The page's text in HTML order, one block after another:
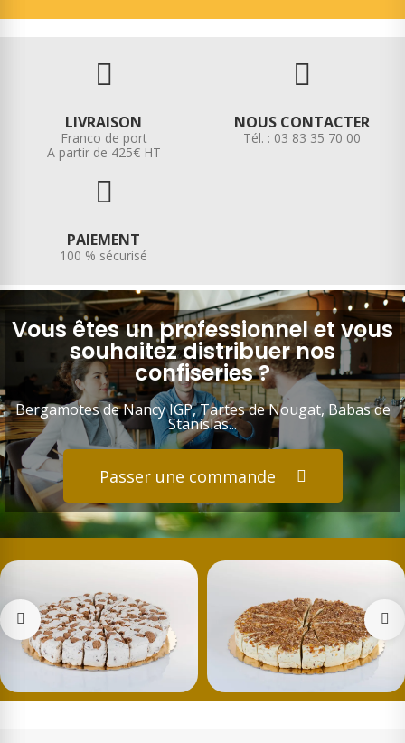
LIVRAISON
Franco de port
A partir de 425€ HT
NOUS CONTACTER
Tél. : 03 83 35 70 00
PAIEMENT
100 % sécurisé
Vous êtes un professionnel et vous
souhaitez distribuer nos
confiseries ?
Bergamotes de Nancy IGP, Tartes de Nougat, Babas de
Stanislas...
Passer une commande